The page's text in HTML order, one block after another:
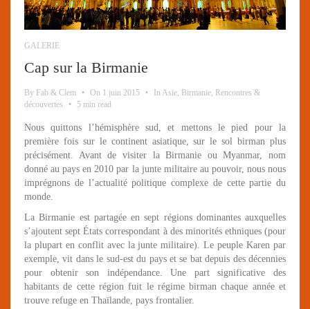
GALERIE
Cap sur la Birmanie
By Fab & Clem • On 1 juin 2015 • InAsie, Birmanie, Rencontres &
découvertes
• 5 min read
Nous quittons l’hémisphère sud, et mettons le pied pour la
première fois sur le continent asiatique, sur le sol birman plus
précisément. Avant de visiter la Birmanie ou Myanmar, nom
donné au pays en 2010 par la junte militaire au pouvoir, nous nous
imprégnons de l’actualité politique complexe de cette partie du
monde.
La Birmanie est partagée en sept régions dominantes auxquelles
s’ajoutent sept États correspondant à des minorités ethniques (pour
la plupart en conflit avec la junte militaire). Le peuple Karen par
exemple, vit dans le sud-est du pays et se bat depuis des décennies
pour obtenir son indépendance. Une part significative des
habitants de cette région fuit le régime birman chaque année et
trouve refuge en Thaïlande, pays frontalier.